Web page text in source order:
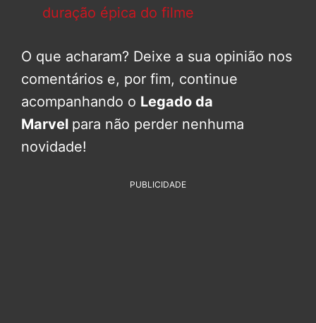
duração épica do filme
O que acharam? Deixe a sua opinião nos
comentários e, por fim, continue
acompanhando o Legado da
Marvel para não perder nenhuma
novidade!
PUBLICIDADE